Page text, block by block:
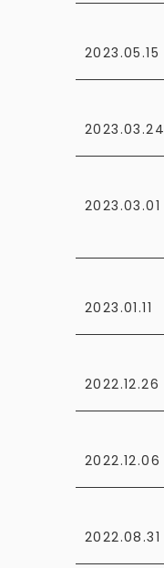
2023.05.15
2023.03.24
2023.03.01
2023.01.11
2022.12.26
2022.12.06
2022.08.31